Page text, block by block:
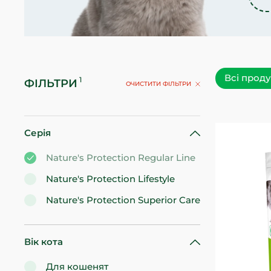
ФІЛЬТРИ ОЧИСТИТИ ФІЛЬТРИ
Серія
Nature's Protection Regular Line
Nature's Protection Lifestyle
Nature's Protection Superior Care
Вік кота
Для кошенят
Всі